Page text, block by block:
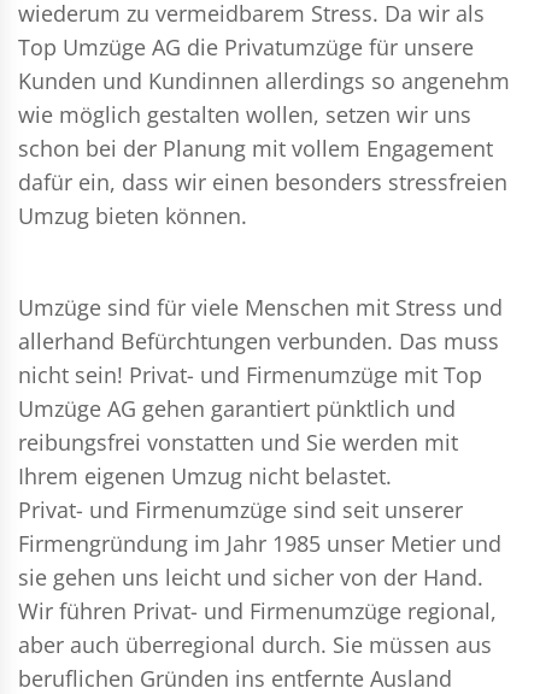
wiederum zu vermeidbarem Stress. Da wir als
Top Umzüge AG die Privatumzüge für unsere
Kunden und Kundinnen allerdings so angenehm
wie möglich gestalten wollen, setzen wir uns
schon bei der Planung mit vollem Engagement
dafür ein, dass wir einen besonders stressfreien
Umzug bieten können.
Umzüge sind für viele Menschen mit Stress und
allerhand Befürchtungen verbunden. Das muss
nicht sein! Privat- und Firmenumzüge mit Top
Umzüge AG gehen garantiert pünktlich und
reibungsfrei vonstatten und Sie werden mit
Ihrem eigenen Umzug nicht belastet.
Privat- und Firmenumzüge sind seit unserer
Firmengründung im Jahr 1985 unser Metier und
sie gehen uns leicht und sicher von der Hand.
Wir führen Privat- und Firmenumzüge regional,
aber auch überregional durch. Sie müssen aus
beruflichen Gründen ins entfernte Ausland